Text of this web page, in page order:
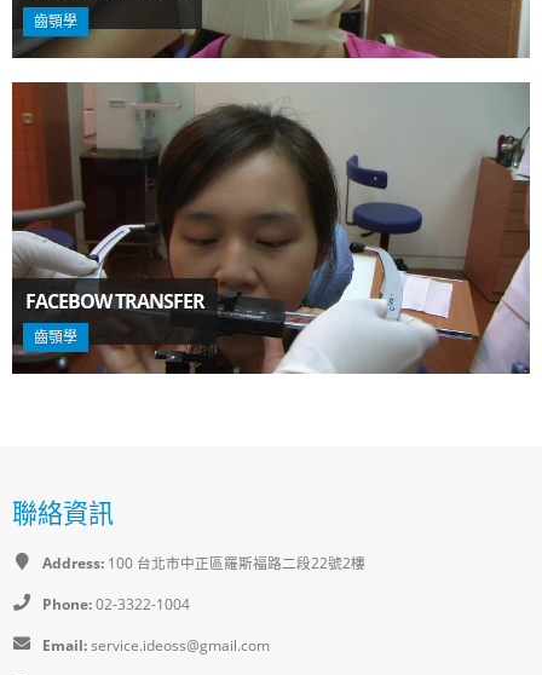
齒顎學
FACEBOW TRANSFER
齒顎學
聯絡資訊
Address: 100 台北市中正區羅斯福路二段22號2樓
Phone:02-3322-1004
Email:service.ideoss@gmail.com